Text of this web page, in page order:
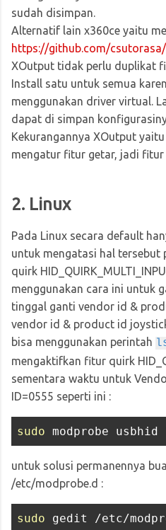
sudah disimpan.
Alternatif lain x360ce yaitu
https://github.com/
XOutput tidak perlu duplikat
Install satu untuk semua
menggunakan driver virtual.
dapat di simpan
Kekurangannya XOutput
mengatur fitur getar, jadi
2. Linux
Pada Linux secara default
untuk mengatasi hal
quirk
menggunakan cara ini untuk
tinggal ganti vendor id &
vendor id & product id
bisa menggunakan perintah
mengaktifkan fitur quirk
sementara waktu untuk
ID=0555 seperti ini :
sudo modprobe usbhid
untuk solusi permanennya
/etc/modprobe.d :
sudo